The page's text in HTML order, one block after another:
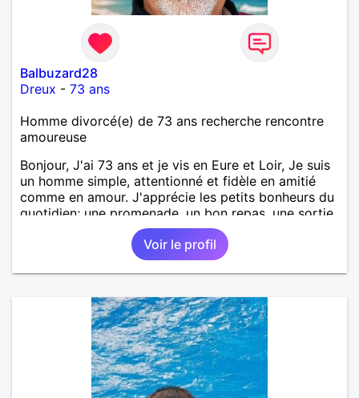
Balbuzard28
Dreux - 73 ans
Homme divorcé(e) de 73 ans recherche rencontre
amoureuse
Bonjour, J'ai 73 ans et je vis en Eure et Loir, Je suis
un homme simple, attentionné et fidèle en amitié
comme en amour. J'apprécie les petits bonheurs du
quotidien; une promenade, un bon repas, une sortie,
une discision agréable ou un moment de détente à
deux. Je souhaite rencontrer une femme douce,
honnête et bienveillante, avec qui partager des
moments de complicité, de rire et de confiance. Je
une belle amitié et qu'il n'est jamais trop tard pour
écrire une nouvelle histoire. Si vous aimez les
échanges sincères, les valeurs de respect et de
simplicité, nous pourrions faire connaissance autour
d'un café suivi d'une balade, sans précipitation et
laisser le temps faire le reste. Au plaisir de vous lire.
Voir le profil